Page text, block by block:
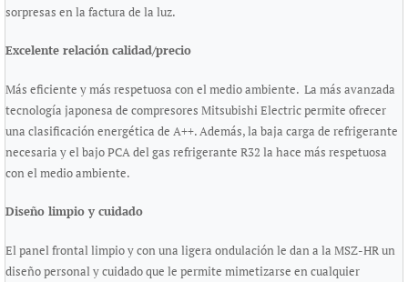
sorpresas en la factura de la luz.
Excelente relación calidad/precio
Más eficiente y más respetuosa con el medio ambiente. La más avanzada
tecnología japonesa de compresores Mitsubishi Electric permite ofrecer
una clasificación energética de A++. Además, la baja carga de refrigerante
necesaria y el bajo PCA del gas refrigerante R32 la hace más respetuosa
con el medio ambiente.
Diseño limpio y cuidado
El panel frontal limpio y con una ligera ondulación le dan a la MSZ-­HR un
diseño personal y cuidado que le permite mimetizarse en cualquier